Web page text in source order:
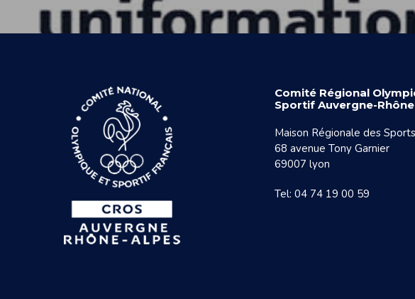
Comité Régional
Sportif Auvergne-
Maison Régionale des Sports
68 avenue Tony Garnier
69007 lyon
Tel: 04 74 19 00 59